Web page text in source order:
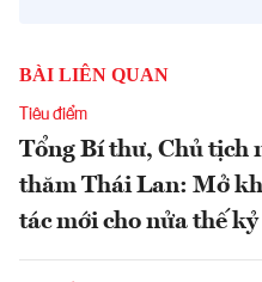
BÀI LIÊN QUAN
Tiêu điểm
Tổng Bí thư, Chủ tịch
thăm Thái Lan: Mở
tác mới cho nửa thế